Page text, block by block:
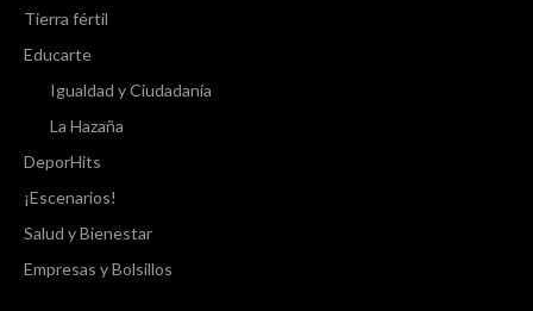
Tierra fértil
Educarte
Igualdad y Ciudadanía
La Hazaña
DeporHits
¡Escenarios!
Salud y Bienestar
Empresas y Bolsillos